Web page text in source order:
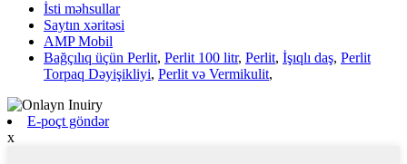
İsti məhsullar
Saytın xəritəsi
AMP Mobil
Bağçılıq üçün Perlit, Perlit 100 litr, Perlit, İşıqlı daş, Perlit
Torpaq Dəyişikliyi, Perlit və Vermikulit,
E-poçt göndər
x